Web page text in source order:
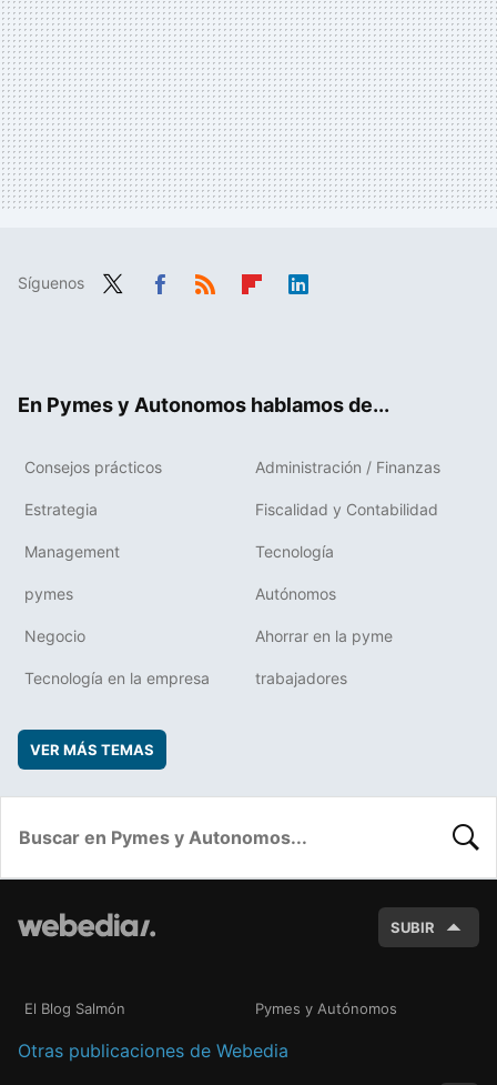
Síguenos
En Pymes y Autonomos hablamos de...
Consejos prácticos Administración / Finanzas
Estrategia Fiscalidad y Contabilidad
Management Tecnología
pymes Autónomos
Negocio Ahorrar en la pyme
Tecnología en la empresa trabajadores
VER MÁS TEMAS
SUBIR
El Blog Salmón Pymes y Autónomos
Otras publicaciones de Webedia